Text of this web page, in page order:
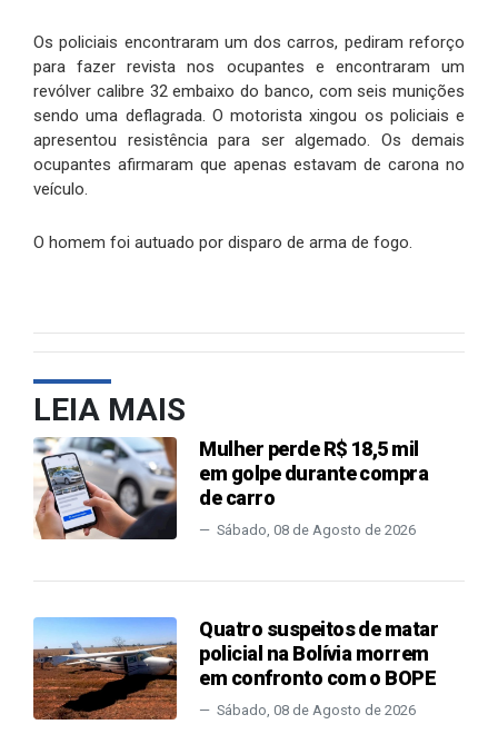
Os policiais encontraram um dos carros, pediram reforço
para fazer revista nos ocupantes e encontraram um
revólver calibre 32 embaixo do banco, com seis munições
sendo uma deflagrada. O motorista xingou os policiais e
apresentou resistência para ser algemado. Os demais
ocupantes afirmaram que apenas estavam de carona no
veículo.
O homem foi autuado por disparo de arma de fogo.
LEIA MAIS
Mulher perde R$ 18,5 mil
em golpe durante compra
de carro
Sábado, 08 de Agosto de 2026
Quatro suspeitos de matar
policial na Bolívia morrem
em confronto com o BOPE
Sábado, 08 de Agosto de 2026